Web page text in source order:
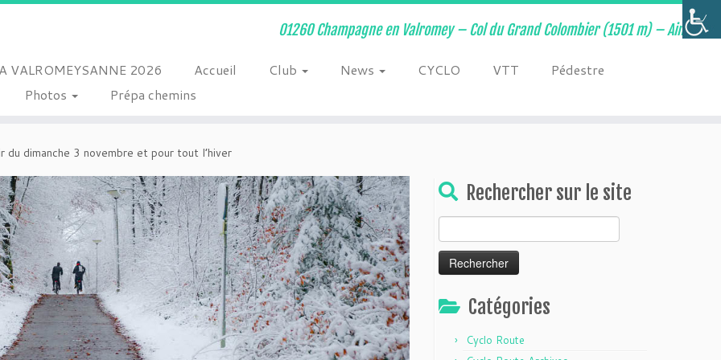
01260 Champagne en Valromey – Col du Grand Colombier (1501 m) – Ain –
VALROMEYSANNE 2026 Accueil Club News CYCLO VTT
Pédestre
Photos Prépa chemins
du dimanche 3 novembre et pour tout l’hiver
Rechercher sur le site
Catégories
Cyclo Route